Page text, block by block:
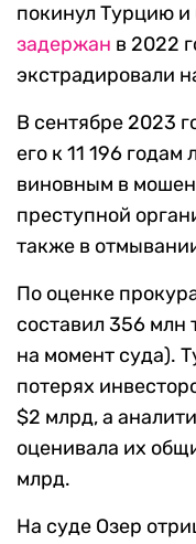
покинул Турцию
задержан в 2022
экстрадировали
В сентябре 2023
его к 11 196
виновным в
преступной
также в
По оценке
составил 356 млн
на момент суда).
потерях
$2 млрд, а
оценивала их
млрд.
На суде Озер